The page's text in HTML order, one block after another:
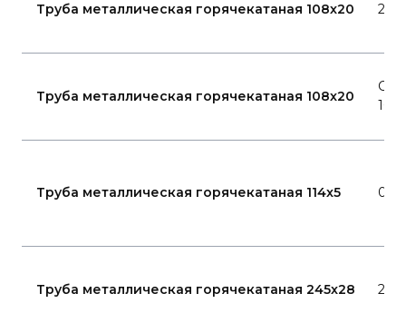
Труба металлическая горячекатаная 108x20 20
Труба металлическая горячекатаная 108x20
10
Труба металлическая горячекатаная 114x5
Труба металлическая горячекатаная 245x28 20